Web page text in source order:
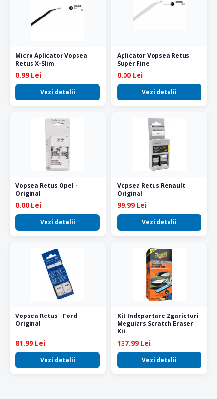
Micro Aplicator Vopsea
Retus X-Slim
0.99 Lei
Vezi detalii
Aplicator Vopsea Retus
Super Fine
0.00 Lei
Vezi detalii
Vopsea Retus Opel -
Original
0.00 Lei
Vezi detalii
Vopsea Retus Renault
Original
99.99 Lei
Vezi detalii
Vopsea Retus - Ford
Original
81.99 Lei
Vezi detalii
Kit Indepartare Zgarieturi
Meguiars Scratch Eraser
Kit
137.99 Lei
Vezi detalii